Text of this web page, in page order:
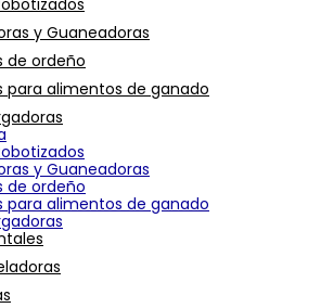
y Guaneadoras
de ordeño
para alimentos de ganado
y Guaneadoras
de ordeño
para alimentos de ganado